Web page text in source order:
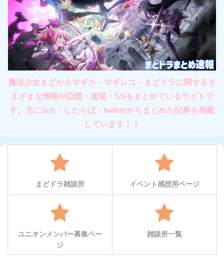
魔法少女まどか☆マギカ・マギレコ・まどドラに関するさ
まざまな情報や話題・速報・SSをまとめているサイトで
す。主に2ch・したらば・twitterからまとめた記事を掲載
しています！！
まどドラ雑談所 イベント感想用ページ
ユニオンメンバー募集ペー
ジ
雑談所一覧